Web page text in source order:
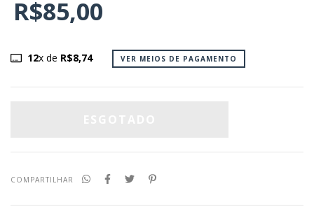
R$85,00
12x de R$8,74 VER MEIOS DE PAGAMENTO
COMPARTILHAR